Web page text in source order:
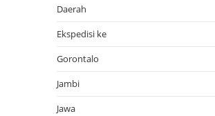
Daerah
Ekspedisi ke
Gorontalo
Jambi
Jawa